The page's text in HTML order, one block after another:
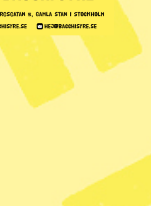
Giorgia Meloni har varit en hård
och lobbade för att EU-
lägga fram ett försvagat förslag på